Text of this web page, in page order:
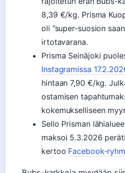
8,39 €/kg. Prisma
oli ”super-suosion
irtotavarana.
Prisma Seinäjoki
Instagramissa
hintaan 7,90 €/kg.
ostamisen
kokemukselliseen
Sello Prisman
maksoi 5.3.2026
kertoo Facebook-